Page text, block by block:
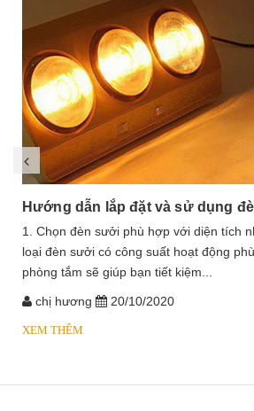
Hướng dẫn lắp đặt và sử dụng
1. Chọn đèn sưởi phù hợp với diện tích
loại đèn sưởi có công suất hoạt động
phòng tắm sẽ giúp bạn tiết kiệm...
chị hương 20/10/2020
XEM THÊM